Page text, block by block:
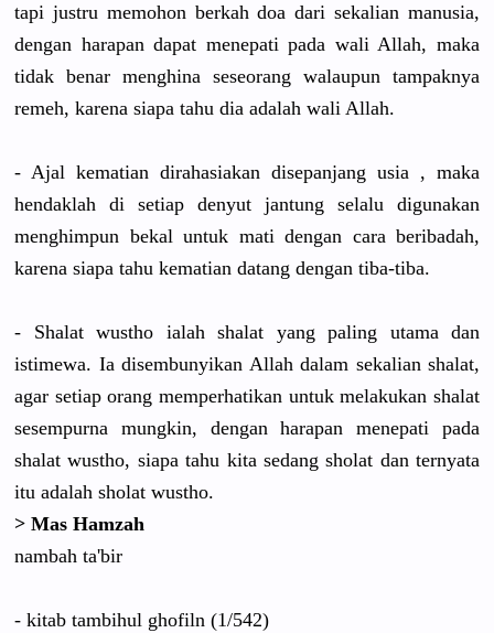
tapi justru memohon berkah doa dari sekalian manusia,
dengan harapan dapat menepati pada wali Allah, maka
tidak benar menghina seseorang walaupun tampaknya
remeh, karena siapa tahu dia adalah wali Allah.
- Ajal kematian dirahasiakan disepanjang usia , maka
hendaklah di setiap denyut jantung selalu digunakan
menghimpun bekal untuk mati dengan cara beribadah,
karena siapa tahu kematian datang dengan tiba-tiba.
- Shalat wustho ialah shalat yang paling utama dan
istimewa. Ia disembunyikan Allah dalam sekalian shalat,
agar setiap orang memperhatikan untuk melakukan shalat
sesempurna mungkin, dengan harapan menepati pada
shalat wustho, siapa tahu kita sedang sholat dan ternyata
itu adalah sholat wustho.
> Mas Hamzah
nambah ta'bir
- kitab tambihul ghofiln (1/542)